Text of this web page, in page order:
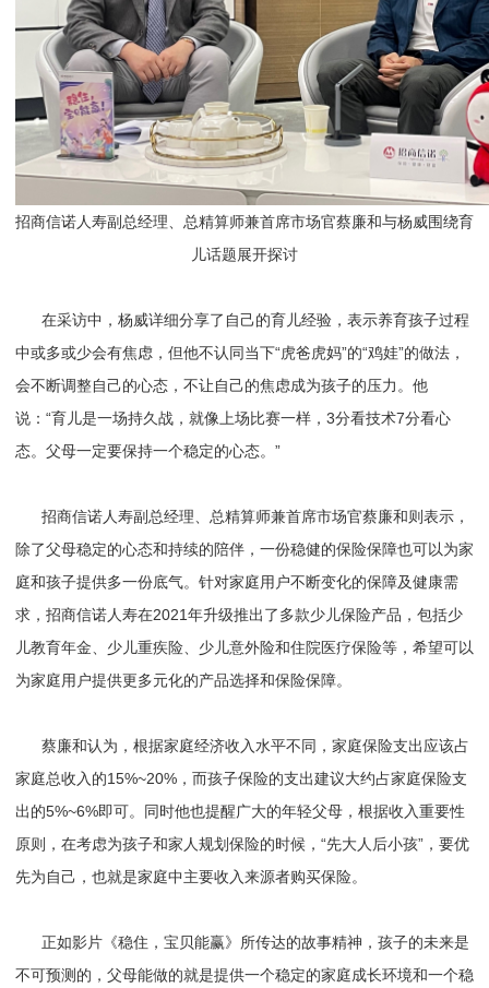
招商信诺人寿副总经理、总精算师兼首席市场官蔡廉和与杨威围绕育
儿话题展开探讨
在采访中，杨威详细分享了自己的育儿经验，表示养育孩子过程
中或多或少会有焦虑，但他不认同当下“虎爸虎妈”的“鸡娃”的做法，
会不断调整自己的心态，不让自己的焦虑成为孩子的压力。他
说：“育儿是一场持久战，就像上场比赛一样，3分看技术7分看心
态。父母一定要保持一个稳定的心态。”
招商信诺人寿副总经理、总精算师兼首席市场官蔡廉和则表示，
除了父母稳定的心态和持续的陪伴，一份稳健的保险保障也可以为家
庭和孩子提供多一份底气。针对家庭用户不断变化的保障及健康需
求，招商信诺人寿在2021年升级推出了多款少儿保险产品，包括少
儿教育年金、少儿重疾险、少儿意外险和住院医疗保险等，希望可以
为家庭用户提供更多元化的产品选择和保险保障。
蔡廉和认为，根据家庭经济收入水平不同，家庭保险支出应该占
家庭总收入的15%~20%，而孩子保险的支出建议大约占家庭保险支
出的5%~6%即可。同时他也提醒广大的年轻父母，根据收入重要性
原则，在考虑为孩子和家人规划保险的时候，“先大人后小孩”，要优
先为自己，也就是家庭中主要收入来源者购买保险。
正如影片《稳住，宝贝能赢》所传达的故事精神，孩子的未来是
不可预测的，父母能做的就是提供一个稳定的家庭成长环境和一个稳